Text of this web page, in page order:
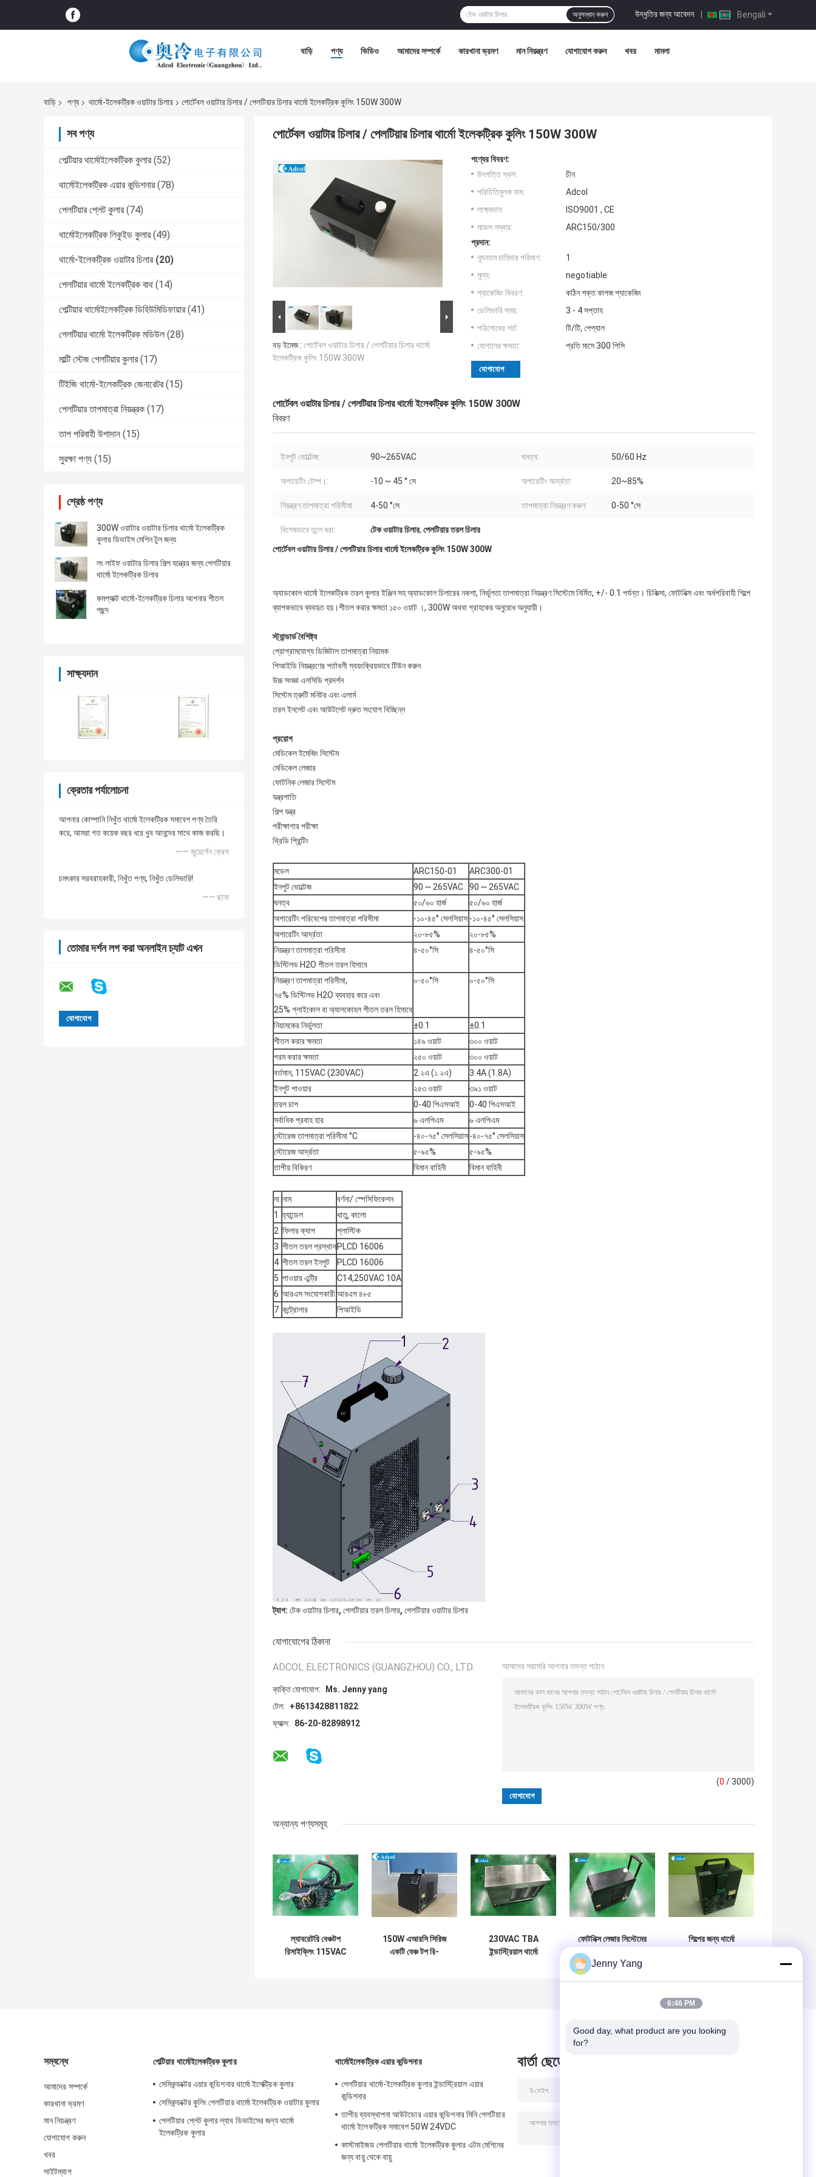
Bengali
উদ্ধৃতির জন্য আবেদন |
অনুসন্ধান করুন
বাড়ি পণ্য ভিডিও আমাদের সম্পর্কে কারখানা ভ্রমণ মান নিয়ন্ত্রণ যোগাযোগ করুন খবর মামলা
বাড়ি পণ্য থার্মো-ইলেকট্রিক ওয়াটার চিলার পোর্টেবল ওয়াটার চিলার / পেলটিয়ার চিলার থার্মো ইলেকট্রিক কুলিং 150W 300W
সব পণ্য
পেল্টিয়ার থার্মোইলেকট্রিক কুলার (52)
থার্মোইলেকট্রিক এয়ার কন্ডিশনার (78)
পেলটিয়ার প্লেট কুলার (74)
থার্মোইলেকট্রিক লিকুইড কুলার (49)
থার্মো-ইলেকট্রিক ওয়াটার চিলার (20)
পেলটিয়ার থার্মো ইলেকট্রিক বাথ (14)
পেল্টিয়ার থার্মোইলেকট্রিক ডিহিউমিডিফায়ার (41)
পেলটিয়ার থার্মো ইলেকট্রিক মডিউল (28)
মাল্টি স্টেজ পেলটিয়ার কুলার (17)
টিইজি থার্মো-ইলেকট্রিক জেনারেটর (15)
পেলটিয়ার তাপমাত্রা নিয়ন্ত্রক (17)
তাপ পরিবাহী উপাদান (15)
সুরক্ষা পণ্য (15)
শ্রেষ্ঠ পণ্য
300W ওয়াটার ওয়াটার চিলার থার্মো ইলেকট্রিক
কুলার ডিভাইস মেশিন টুল জন্য
লং লাইফ ওয়াটার চিলার শিল্প যন্ত্রের জন্য পেলটিয়ার
থার্মো ইলেকট্রিক চিলার
কমপ্যাক্ট থার্মো-ইলেকট্রিক চিলার আপনার শীতল
পছন্দ
সাক্ষ্যদান
ক্রেতার পর্যালোচনা
আপনার কোম্পানি নিখুঁত থার্মো ইলেকট্রিক সমাবেশ পণ্য তৈরি
করে, আমরা গত কয়েক বছর ধরে খুব আনন্দের সাথে কাজ করছি।
—— জুয়ের্গেন ক্রেস
চমৎকার সরবরাহকারী, নিখুঁত পণ্য, নিখুঁত ডেলিভারি!
—— ছানা
তোমার দর্শন লগ করা অনলাইন চ্যাট এখন
পোর্টেবল ওয়াটার চিলার / পেলটিয়ার চিলার থার্মো ইলেকট্রিক কুলিং 150W 300W
বড় ইমেজ : পোর্টেবল ওয়াটার চিলার / পেলটিয়ার চিলার থার্মো
ইলেকট্রিক কুলিং 150W 300W
পণ্যের বিবরণ:
উৎপত্তি স্থল:
চীন
পরিচিতিমুলক নাম:
Adcol
সাক্ষ্যদান:
ISO9001 , CE
মডেল নম্বার:
ARC150/300
প্রদান:
ন্যূনতম চাহিদার পরিমাণ:
1
মূল্য:
negotiable
প্যাকেজিং বিবরণ:
কঠিন শক্ত কাগজ প্যাকেজিং
ডেলিভারি সময়:
3 - 4 সপ্তাহ
পরিশোধের শর্ত:
টি/টি, পেপ্যাল
যোগানের ক্ষমতা:
প্রতি মাসে 300 পিসি
যোগাযোগ
পোর্টেবল ওয়াটার চিলার / পেলটিয়ার চিলার থার্মো ইলেকট্রিক কুলিং 150W 300W
বিবরণ
ইনপুট ভোল্টেজ: 90~265VAC ঘনত্ব: 50/60 Hz
অপারেটিং টেম্প।: -10 ~ 45 ° সে অপারেটিং আর্দ্রতা: 20~85%
নিয়ন্ত্রণ তাপমাত্রা পরিসীমা: 4-50 °সে তাপমাত্রা নিয়ন্ত্রণ করুন: 0-50 °সে
বিশেষভাবে তুলে ধরা: টেক ওয়াটার চিলার, পেলটিয়ার তরল চিলার
পোর্টেবল ওয়াটার চিলার / পেলটিয়ার চিলার থার্মো ইলেকট্রিক কুলিং 150W 300W
অ্যাডকোল থার্মো ইলেকট্রিক তরল কুলার ইঞ্জিন সহ অ্যাডকোল চিলারের নকশা, নির্ভুলতা তাপমাত্রা নিয়ন্ত্রণ সিস্টেমে নির্মিত, +/- 0.1 পর্যন্ত। চিকিত্সা, ফোটনিক্স এবং অর্ধপরিবাহী শিল্পে
ব্যাপকভাবে ব্যবহৃত হয়।শীতল করার ক্ষমতা ১৫০ ওয়াট ।, 300W অথবা গ্রাহকের অনুরোধ অনুযায়ী।
স্ট্যান্ডার্ড বৈশিষ্ট্য
প্রোগ্রামযোগ্য ডিজিটাল তাপমাত্রা নিয়ামক
পিআইডি নিয়ন্ত্রণের শর্তাবলী স্বয়ংক্রিয়ভাবে টিউন করুন
উচ্চ সংজ্ঞা এলসিডি প্রদর্শন
সিস্টেম ত্রুটি মনিটর এবং এলার্ম
তরল ইনলেট এবং আউটলেট দ্রুত সংযোগ বিচ্ছিন্ন
প্রয়োগ
মেডিকেল ইমেজিং সিস্টেম
মেডিকেল লেজার
ফোটনিক লেজার সিস্টেম
যন্ত্রপাতি
শিল্প যন্ত্র
পরীক্ষাগার পরীক্ষা
থ্রিডি প্রিন্টিং
মডেল ARC150-01
ARC300-01
ইনপুট ভোল্টেজ
90 ~ 265VAC
90 ~ 265VAC
ঘনত্ব
৫০/৬০ হার্জ
৫০/৬০ হার্জ
অপারেটিং পরিবেশের তাপমাত্রা পরিসীমা
-১০-৪৫° সেলসিয়াস -১০-৪৫° সেলসিয়াস
অপারেটিং আর্দ্রতা
২০-৮৫%
২০-৮৫%
নিয়ন্ত্রণ তাপমাত্রা পরিসীমা
ডিস্টিলড H2O শীতল তরল হিসাবে
৪-৫০°সি ৪-৫০°সি
নিয়ন্ত্রণ তাপমাত্রা পরিসীমা,
৭৫% ডিস্টিলড H2O ব্যবহার করে এবং
25% গ্লাইকোল বা অ্যালকোহল শীতল তরল হিসাবে
০-৫০°সি ০-৫০°সি
নিয়ামকের নির্ভুলতা ±0.1
±0.1
শীতল করার ক্ষমতা
১৪৯ ওয়াট
৩০০ ওয়াট
গরম করার ক্ষমতা
২৫০ ওয়াট
৩০০ ওয়াট
বর্তমান, 115VAC (230VAC)
2.২এ (১.২এ)
3.4A (1.8A)
ইনপুট পাওয়ার
২৫৩ ওয়াট
৩৯১ ওয়াট
তরল চাপ
0-40 পিএসআই
0-40 পিএসআই
সর্বাধিক প্রবাহ হার
৬ এলপিএম
৬ এলপিএম
স্টোরেজ তাপমাত্রা পরিসীমা °C
-৪০-৭৫° সেলসিয়াস-৪০-৭৫° সেলসিয়াস
স্টোরেজ আর্দ্রতা
৫-৯৫%
৫-৯৫%
তাপীয় বিকিরণ
বিমান বাহিনী বিমান বাহিনী
না.নাম
বর্ণনা/ স্পেসিফিকেশন
1 হ্যান্ডেল
ধাতু, কালো
2 ফিলার ক্যাপ
প্লাস্টিক
3 শীতল তরল প্রস্থান PLCD 16006
4 শীতল তরল ইনপুট
PLCD 16006
5 পাওয়ার এন্ট্রি
C14,250VAC 10A
6 আরএস সংযোগকারীআরএস ৪৮৫
7 কন্ট্রোলার পিআইডি
ট্যাগ: টেক ওয়াটার চিলার, পেলটিয়ার তরল চিলার, পেলটিয়ার ওয়াটার চিলার
যোগাযোগের ঠিকানা
ADCOL ELECTRONICS (GUANGZHOU) CO., LTD.
ব্যক্তি যোগাযোগ:
Ms. Jenny yang
টেল:
+8613428811822
ফ্যাক্স:
86-20-82898912
আমাদের সরাসরি আপনার তদন্ত পাঠান
(0 / 3000)
অন্যান্য পণ্যসমূহ
ল্যাবরেটরি বেঞ্চটপ
রিসাইক্লিং 115VAC
150W এআরসি সিরিজ
একটি বেঞ্চ টপ রি-
230VAC TBA
ইন্ডাস্ট্রিয়াল থার্মো
ফোটনিক্স লেজার সিস্টেমের
জন্য 50 / 60 Hz TEC
থার্মো ইলেকট্রিক ওয়াটার
শিল্পের জন্য থার্মো
সম্বন্ধে
আমাদের সম্পর্কে
কারখানা ভ্রমণ
মান নিয়ন্ত্রণ
যোগাযোগ করুন
খবর
সাইটম্যাপ
পেল্টিয়ার থার্মোইলেকট্রিক কুলার
সেমিকন্ডাক্টর এয়ার কন্ডিশনার থার্মো ইলেক্ট্রিক কুলার
সেমিকন্ডাক্টর কুলিং পেলটিয়ার থার্মো ইলেকট্রিক ওয়াটার কুলার
পেলটিয়ার প্লেট কুলার ল্যাব ডিভাইসের জন্য থার্মো
ইলেকট্রিক কুলার
থার্মোইলেকট্রিক এয়ার কন্ডিশনার
পেলটিয়ার থার্মো-ইলেকট্রিক কুলার ইন্ডাস্ট্রিয়াল এয়ার
কন্ডিশনার
তাপীয় ব্যবস্থাপনা আউটডোর এয়ার কন্ডিশনার মিনি পেলটিয়ার
থার্মো ইলেকট্রিক সমাবেশ 50W 24VDC
কাস্টমাইজড পেলটিয়ার থার্মো ইলেকট্রিক কুলার এটম মেশিনের
জন্য বায়ু থেকে বায়ু
বার্তা ছেড়ে
Jenny Yang
6:46 PM
Good day, what product are you looking
for?